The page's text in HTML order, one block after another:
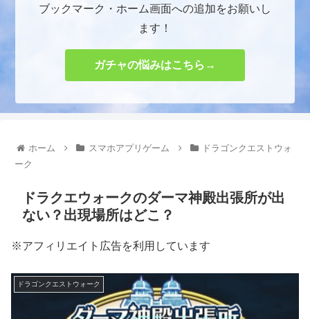
ブックマーク・ホーム画面への追加をお願いし
ます！
ガチャの悩みはこちら→
ホーム スマホアプリゲーム
ドラゴンクエストウォ
ーク
ドラクエウォークのダーマ神殿出張所が出
ない？出現場所はどこ？
※アフィリエイト広告を利用しています
ドラゴンクエストウォーク